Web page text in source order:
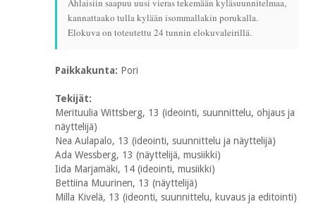
Ahlaisiin saapuu uusi vieras tekemään kyläsuunnitelmaa,
kannattaako tulla kylään isommallakin porukalla.
Elokuva on toteutettu 24 tunnin elokuvaleirillä.
Paikkakunta: Pori
Tekijät:
Merituulia Wittsberg, 13 (ideointi, suunnittelu, ohjaus ja
näyttelijä)
Nea Aulapalo, 13 (ideointi, suunnittelu ja näyttelijä)
Ada Wessberg, 13 (näyttelijä, musiikki)
Iida Marjamäki, 14 (ideointi, musiikki)
Bettiina Muurinen, 13 (näyttelijä)
Milla Kivelä, 13 (ideonti, suunnittelu, kuvaus ja editointi)